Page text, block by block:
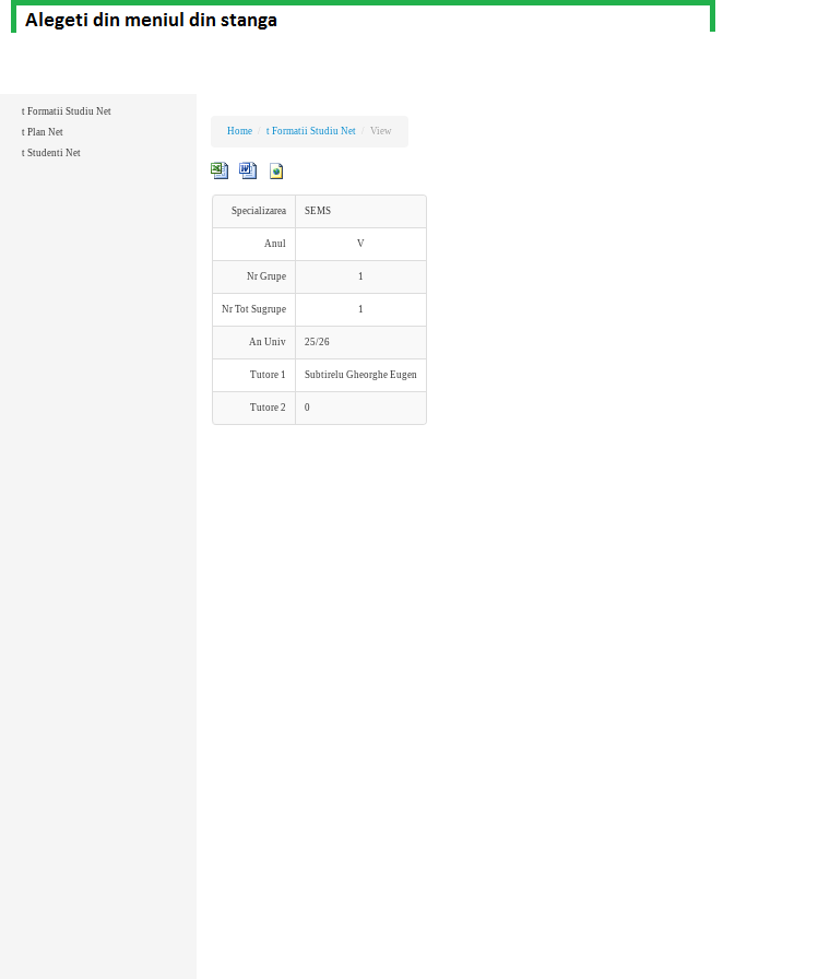
t Formatii Studiu Net
t Plan Net
t Studenti Net
Home t Formatii Studiu Net View
Specializarea SEMS
Anul V
Nr Grupe 1
Nr Tot Sugrupe 1
An Univ 25/26
Tutore 1 Subtirelu Gheorghe Eugen
Tutore 2 0